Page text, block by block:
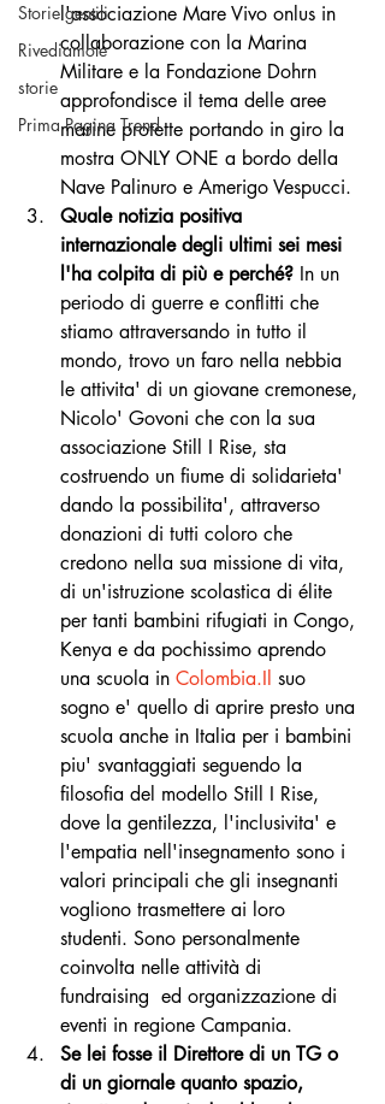
Storie gentili
Rivediamole
storie
Prima Pagina Trend
l'associazione Mare Vivo onlus in
collaborazione con la Marina
Militare e la Fondazione Dohrn
approfondisce il tema delle aree
marine protette portando in giro la
mostra ONLY ONE a bordo della
Nave Palinuro e Amerigo Vespucci.
Quale notizia positiva
internazionale degli ultimi sei mesi
l'ha colpita di più e perché? In un
periodo di guerre e conflitti che
stiamo attraversando in tutto il
mondo, trovo un faro nella nebbia
le attivita' di un giovane cremonese,
Nicolo' Govoni che con la sua
associazione Still I Rise, sta
costruendo un fiume di solidarieta'
dando la possibilita', attraverso
donazioni di tutti coloro che
credono nella sua missione di vita,
di un'istruzione scolastica di élite
per tanti bambini rifugiati in Congo,
Kenya e da pochissimo aprendo
una scuola in Colombia.Il suo
sogno e' quello di aprire presto una
scuola anche in Italia per i bambini
piu' svantaggiati seguendo la
filosofia del modello Still I Rise,
dove la gentilezza, l'inclusivita' e
l'empatia nell'insegnamento sono i
valori principali che gli insegnanti
vogliono trasmettere ai loro
studenti. Sono personalmente
coinvolta nelle attività di
fundraising  ed organizzazione di
eventi in regione Campania.
Se lei fosse il Direttore di un TG o
di un giornale quanto spazio,